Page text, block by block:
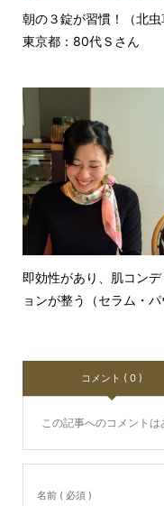
朝の３錠が習慣！（北虫
東京都：80代Ｓさん
即効性があり、肌コンデ
ョンが整う（セラム・パ
コメント ( 0 )
この記事へのコメントは
名前 ( 必須 )